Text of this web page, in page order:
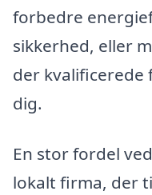
forbedre
sikkerhed, eller
der
dig.
En stor fordel
lokalt firma, der